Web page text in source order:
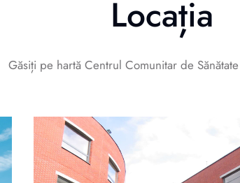
Locația
Găsiți pe hartă Centrul Comunitar de